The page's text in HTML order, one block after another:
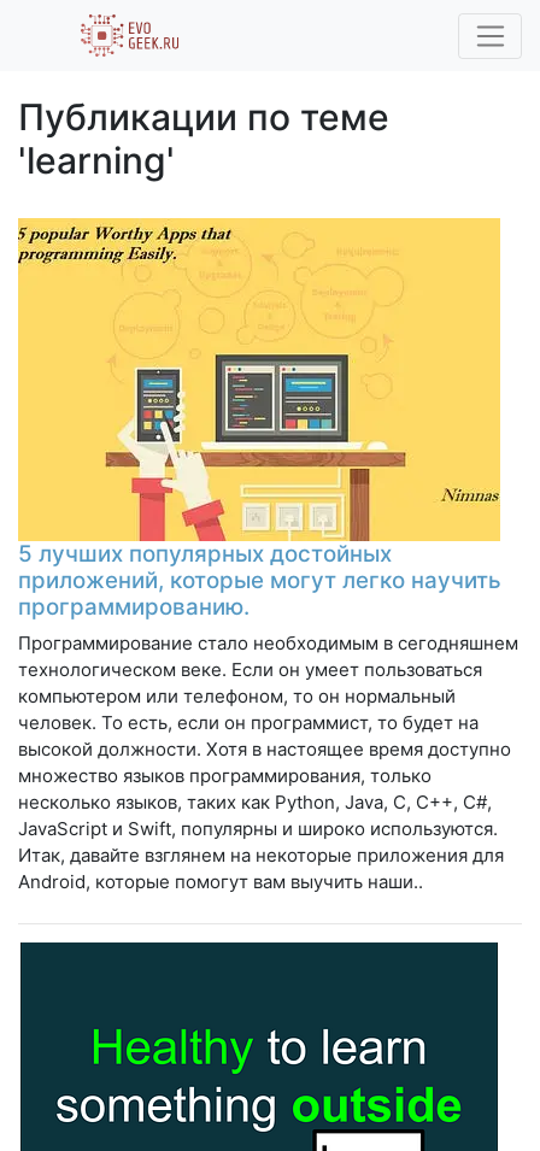
Публикации по теме
'learning'
5 лучших популярных достойных
приложений, которые могут легко научить
программированию.
Программирование стало необходимым в сегодняшнем
технологическом веке. Если он умеет пользоваться
компьютером или телефоном, то он нормальный
человек. То есть, если он программист, то будет на
высокой должности. Хотя в настоящее время доступно
множество языков программирования, только
несколько языков, таких как Python, Java, C, C++, C#,
JavaScript и Swift, популярны и широко используются.
Итак, давайте взглянем на некоторые приложения для
Android, которые помогут вам выучить наши..